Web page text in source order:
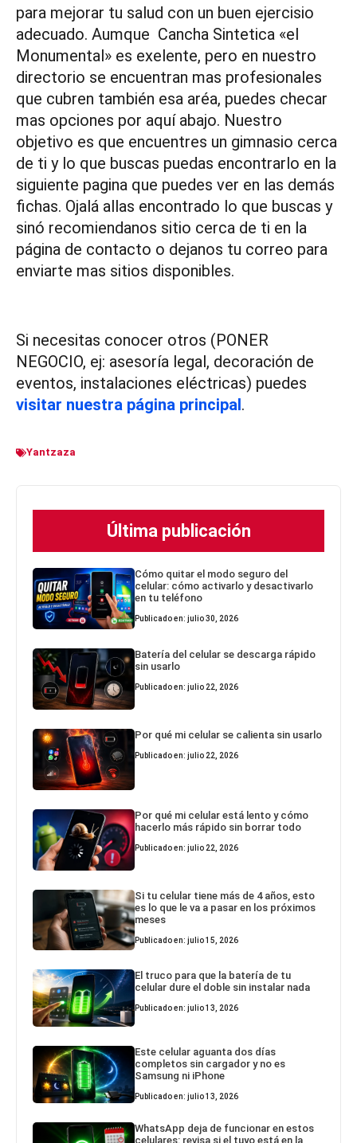
para mejorar tu salud con un buen ejercisio
adecuado. Aumque Cancha Sintetica «el
Monumental» es exelente, pero en nuestro
directorio se encuentran mas profesionales
que cubren también esa aréa, puedes checar
mas opciones por aquí abajo. Nuestro
objetivo es que encuentres un gimnasio cerca
de ti y lo que buscas puedas encontrarlo en la
siguiente pagina que puedes ver en las demás
fichas. Ojalá allas encontrado lo que buscas y
sinó recomiendanos sitio cerca de ti en la
página de contacto o dejanos tu correo para
enviarte mas sitios disponibles.
Si necesitas conocer otros (PONER
NEGOCIO, ej: asesoría legal, decoración de
eventos, instalaciones eléctricas) puedes
visitar nuestra página principal.
Yantzaza
Última publicación
Cómo quitar el modo seguro del
celular: cómo activarlo y desactivarlo
en tu teléfono
Publicado en: julio 30, 2026
Batería del celular se descarga rápido
sin usarlo
Publicado en: julio 22, 2026
Por qué mi celular se calienta sin usarlo
Publicado en: julio 22, 2026
Por qué mi celular está lento y cómo
hacerlo más rápido sin borrar todo
Publicado en: julio 22, 2026
Si tu celular tiene más de 4 años, esto
es lo que le va a pasar en los próximos
meses
Publicado en: julio 15, 2026
El truco para que la batería de tu
celular dure el doble sin instalar nada
Publicado en: julio 13, 2026
Este celular aguanta dos días
completos sin cargador y no es
Samsung ni iPhone
Publicado en: julio 13, 2026
WhatsApp deja de funcionar en estos
celulares: revisa si el tuyo está en la